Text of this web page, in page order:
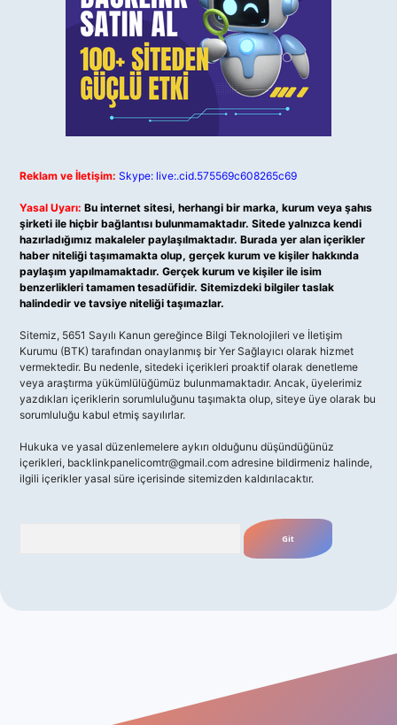
Reklam ve İletişim: Skype: live:.cid.575569c608265c69
Yasal Uyarı: Bu internet sitesi, herhangi bir marka, kurum veya şahıs
şirketi ile hiçbir bağlantısı bulunmamaktadır. Sitede yalnızca kendi
hazırladığımız makaleler paylaşılmaktadır. Burada yer alan içerikler
haber niteliği taşımamakta olup, gerçek kurum ve kişiler hakkında
paylaşım yapılmamaktadır. Gerçek kurum ve kişiler ile isim
benzerlikleri tamamen tesadüfidir. Sitemizdeki bilgiler taslak
halindedir ve tavsiye niteliği taşımazlar.
Sitemiz, 5651 Sayılı Kanun gereğince Bilgi Teknolojileri ve İletişim
Kurumu (BTK) tarafından onaylanmış bir Yer Sağlayıcı olarak hizmet
vermektedir. Bu nedenle, sitedeki içerikleri proaktif olarak denetleme
veya araştırma yükümlülüğümüz bulunmamaktadır. Ancak, üyelerimiz
yazdıkları içeriklerin sorumluluğunu taşımakta olup, siteye üye olarak bu
sorumluluğu kabul etmiş sayılırlar.
Hukuka ve yasal düzenlemelere aykırı olduğunu düşündüğünüz
içerikleri, backlinkpanelicomtr@gmail.com adresine bildirmeniz halinde,
ilgili içerikler yasal süre içerisinde sitemizden kaldırılacaktır.